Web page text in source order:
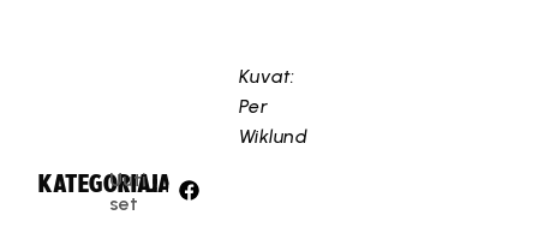
Kuvat:
Per
Wiklund
KATEGORIA:
Uuti
set
JAA: